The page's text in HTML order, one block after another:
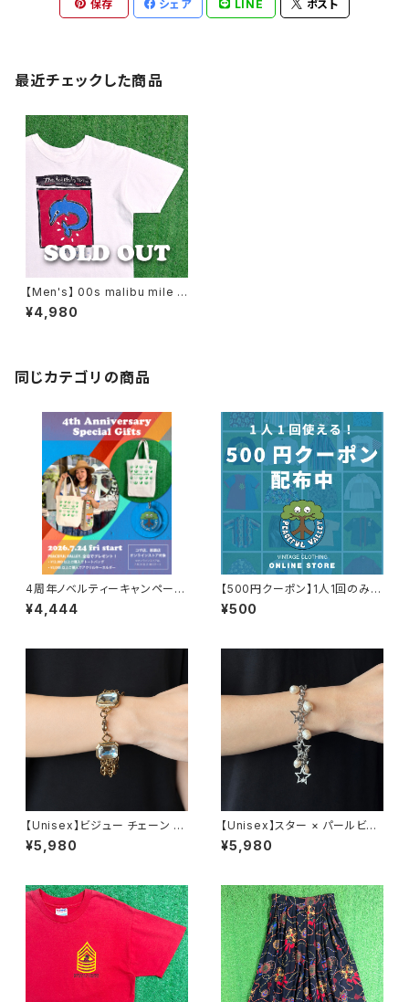
保存 シェア LINE ポスト
最近チェックした商品
【Men's】 00s malibu mile イ
ルカ イラスト イベント Tシャツ
/ ティーシャツ T-Shirt 古着 N1
¥4,980
同じカテゴリの商品
4周年ノベルティーキャンペーン
開催中！
¥4,444
【500円クーポン】1人1回のみご
利用可能！
¥500
【Unisex】ビジュー チェーン ブ
レスレット / 古着 アクセサリー
N0737
¥5,980
【Unisex】スター × パールビー
ズ チャーム チェーン ブレスレッ
ト / 古着 アクセサリー N1109
¥5,980